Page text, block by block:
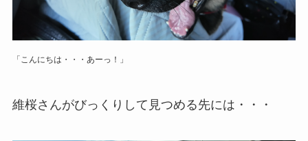
「こんにちは・・・あーっ！」
維桜さんがびっくりして見つめる先には・・・